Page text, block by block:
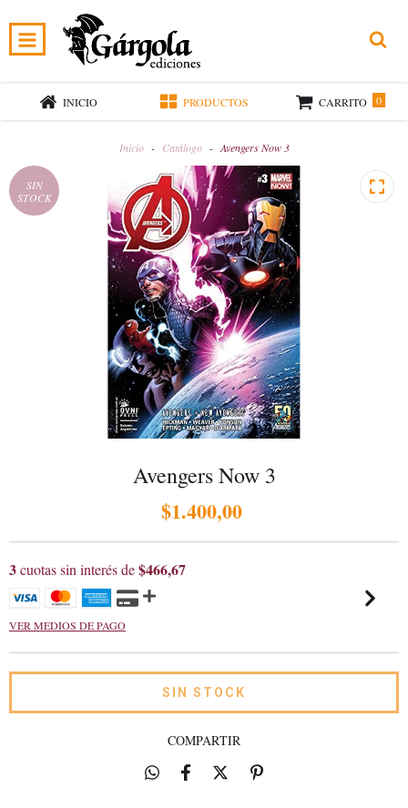
INICIO PRODUCTOS CARRITO 0
Inicio - Catálogo - Avengers Now 3
SIN
STOCK
Avengers Now 3
$1.400,00
3cuotas sin interés de$466,67
VER MEDIOS DE PAGO
COMPARTIR